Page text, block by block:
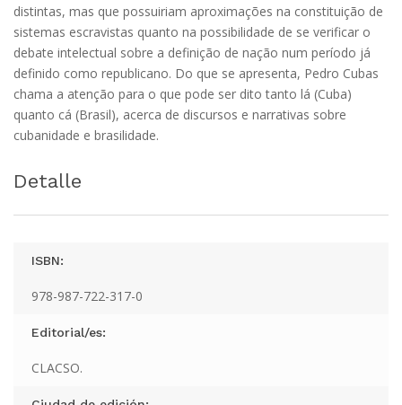
distintas, mas que possuiriam aproximações na constituição de
sistemas escravistas quanto na possibilidade de se verificar o
debate intelectual sobre a definição de nação num período já
definido como republicano. Do que se apresenta, Pedro Cubas
chama a atenção para o que pode ser dito tanto lá (Cuba)
quanto cá (Brasil), acerca de discursos e narrativas sobre
cubanidade e brasilidade.
Detalle
ISBN:
978-987-722-317-0
Editorial/es:
CLACSO.